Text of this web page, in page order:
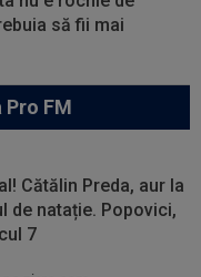
să fii mai
FM
Cătălin Preda, aur la
de natație. Popovici,
7